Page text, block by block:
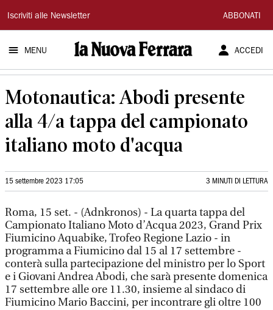
La
Nuova
Ferrara
Iscriviti alle Newsletter ABBONATI
MENU ACCEDI
Motonautica: Abodi presente
alla 4/a tappa del campionato
italiano moto d'acqua
15 settembre 2023 17:05 3 MINUTI DI LETTURA
Roma, 15 set. - (Adnkronos) - La quarta tappa del
Campionato Italiano Moto d’Acqua 2023, Grand Prix
Fiumicino Aquabike, Trofeo Regione Lazio - in
programma a Fiumicino dal 15 al 17 settembre -
conterà sulla partecipazione del ministro per lo Sport
e i Giovani Andrea Abodi, che sarà presente domenica
17 settembre alle ore 11.30, insieme al sindaco di
Fiumicino Mario Baccini, per incontrare gli oltre 100